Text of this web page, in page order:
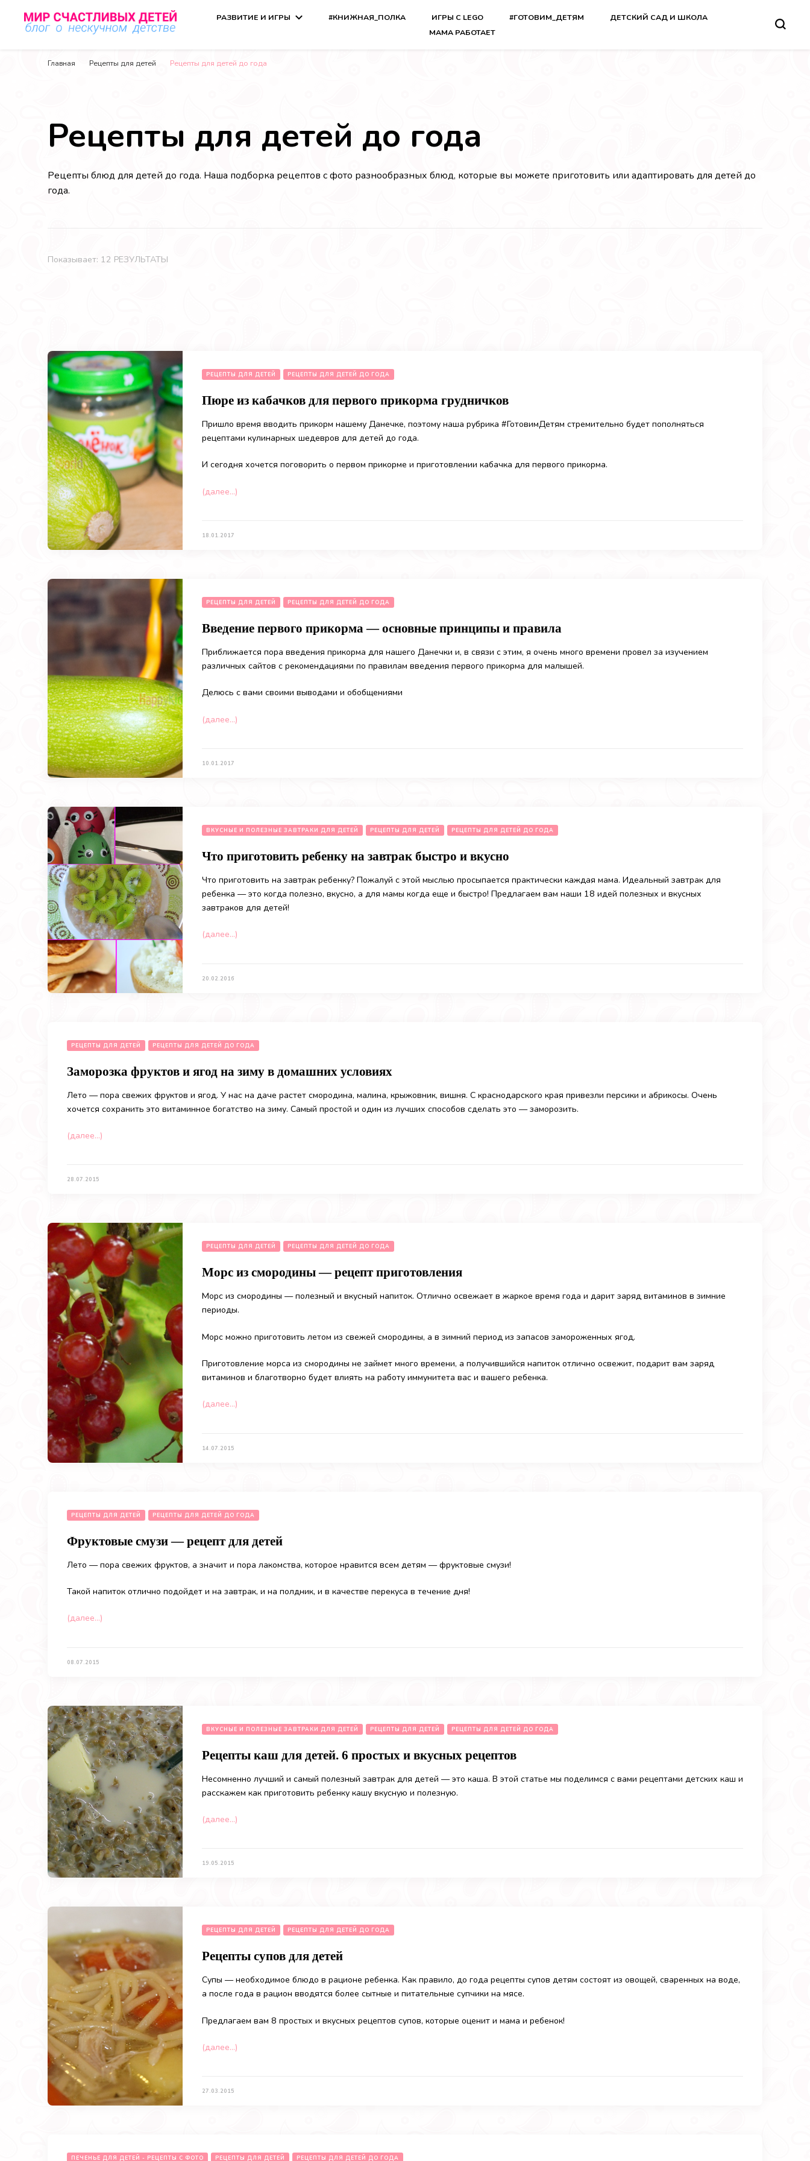
РАЗВИТИЕ И ИГРЫ #КНИЖНАЯ_ПОЛКА ИГРЫ С LEGO #ГОТОВИМ_ДЕТЯМ
ДЕТСКИЙ САД И ШКОЛА
МАМА РАБОТАЕТ
Главная Рецепты для детей Рецепты для детей до года
Рецепты для детей до года
Рецепты блюд для детей до года. Наша подборка рецептов с фото разнообразных блюд, которые вы можете приготовить или адаптировать для детей до
года.
Показывает: 12 РЕЗУЛЬТАТЫ
РЕЦЕПТЫ ДЛЯ ДЕТЕЙ РЕЦЕПТЫ ДЛЯ ДЕТЕЙ ДО ГОДА
Пюре из кабачков для первого прикорма грудничков
Пришло время вводить прикорм нашему Данечке, поэтому наша рубрика #ГотовимДетям стремительно будет пополняться
рецептами кулинарных шедевров для детей до года.
И сегодня хочется поговорить о первом прикорме и приготовлении кабачка для первого прикорма.
(далее…)
18.01.2017
РЕЦЕПТЫ ДЛЯ ДЕТЕЙ РЕЦЕПТЫ ДЛЯ ДЕТЕЙ ДО ГОДА
Введение первого прикорма — основные принципы и правила
Приближается пора введения прикорма для нашего Данечки и, в связи с этим, я очень много времени провел за изучением
различных сайтов с рекомендациями по правилам введения первого прикорма для малышей.
Делюсь с вами своими выводами и обобщениями
(далее…)
10.01.2017
ВКУСНЫЕ И ПОЛЕЗНЫЕ ЗАВТРАКИ ДЛЯ ДЕТЕЙ РЕЦЕПТЫ ДЛЯ ДЕТЕЙ РЕЦЕПТЫ ДЛЯ ДЕТЕЙ ДО ГОДА
Что приготовить ребенку на завтрак быстро и вкусно
Что приготовить на завтрак ребенку? Пожалуй с этой мыслью просыпается практически каждая мама. Идеальный завтрак для
ребенка — это когда полезно, вкусно, а для мамы когда еще и быстро! Предлагаем вам наши 18 идей полезных и вкусных
завтраков для детей!
(далее…)
20.02.2016
РЕЦЕПТЫ ДЛЯ ДЕТЕЙ РЕЦЕПТЫ ДЛЯ ДЕТЕЙ ДО ГОДА
Заморозка фруктов и ягод на зиму в домашних условиях
Лето — пора свежих фруктов и ягод. У нас на даче растет смородина, малина, крыжовник, вишня. С краснодарского края привезли персики и абрикосы. Очень
хочется сохранить это витаминное богатство на зиму. Самый простой и один из лучших способов сделать это — заморозить.
(далее…)
28.07.2015
РЕЦЕПТЫ ДЛЯ ДЕТЕЙ РЕЦЕПТЫ ДЛЯ ДЕТЕЙ ДО ГОДА
Морс из смородины — рецепт приготовления
Морс из смородины — полезный и вкусный напиток. Отлично освежает в жаркое время года и дарит заряд витаминов в зимние
периоды.
Морс можно приготовить летом из свежей смородины, а в зимний период из запасов замороженных ягод.
Приготовление морса из смородины не займет много времени, а получившийся напиток отлично освежит, подарит вам заряд
витаминов и благотворно будет влиять на работу иммунитета вас и вашего ребенка.
(далее…)
14.07.2015
РЕЦЕПТЫ ДЛЯ ДЕТЕЙ РЕЦЕПТЫ ДЛЯ ДЕТЕЙ ДО ГОДА
Фруктовые смузи — рецепт для детей
Лето — пора свежих фруктов, а значит и пора лакомства, которое нравится всем детям — фруктовые смузи!
Такой напиток отлично подойдет и на завтрак, и на полдник, и в качестве перекуса в течение дня!
(далее…)
08.07.2015
ВКУСНЫЕ И ПОЛЕЗНЫЕ ЗАВТРАКИ ДЛЯ ДЕТЕЙ РЕЦЕПТЫ ДЛЯ ДЕТЕЙ РЕЦЕПТЫ ДЛЯ ДЕТЕЙ ДО ГОДА
Рецепты каш для детей. 6 простых и вкусных рецептов
Несомненно лучший и самый полезный завтрак для детей — это каша. В этой статье мы поделимся с вами рецептами детских каш и
расскажем как приготовить ребенку кашу вкусную и полезную.
(далее…)
19.05.2015
РЕЦЕПТЫ ДЛЯ ДЕТЕЙ РЕЦЕПТЫ ДЛЯ ДЕТЕЙ ДО ГОДА
Рецепты супов для детей
Супы — необходимое блюдо в рационе ребенка. Как правило, до года рецепты супов детям состоят из овощей, сваренных на воде,
а после года в рацион вводятся более сытные и питательные супчики на мясе.
Предлагаем вам 8 простых и вкусных рецептов супов, которые оценит и мама и ребенок!
(далее…)
27.03.2015
ПЕЧЕНЬЕ ДЛЯ ДЕТЕЙ - РЕЦЕПТЫ С ФОТО РЕЦЕПТЫ ДЛЯ ДЕТЕЙ РЕЦЕПТЫ ДЛЯ ДЕТЕЙ ДО ГОДА